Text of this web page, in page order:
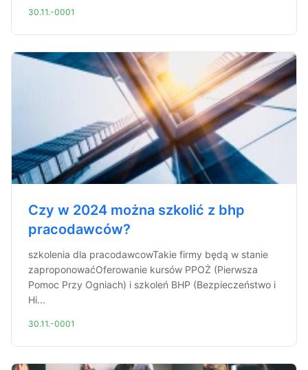
30.11.-0001
Czy w 2024 można szkolić z bhp
pracodawców?
szkolenia dla pracodawcowTakie firmy będą w stanie
zaproponowaćOferowanie kursów PPOŻ (Pierwsza
Pomoc Przy Ogniach) i szkoleń BHP (Bezpieczeństwo i
Hi...
30.11.-0001